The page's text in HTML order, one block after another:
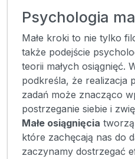
Psychologia
Małe kroki to nie tylko
także podejście
teorii małych osiągnięć.
podkreśla, że realizacja
zadań może znacząco
postrzeganie siebie i
Małe osiągnięcia
które zachęcają nas do
zaczynamy dostrzegać